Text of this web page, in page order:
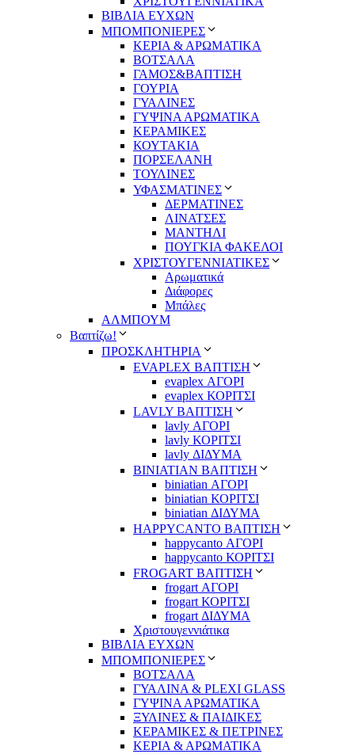
ΒΙΒΛΙΑ ΕΥΧΩΝ
ΜΠΟΜΠΟΝΙΕΡΕΣ
ΚΕΡΙΑ & ΑΡΩΜΑΤΙΚΑ
ΒΟΤΣΑΛΑ
ΓΑΜΟΣ&ΒΑΠΤΙΣΗ
ΓΟΥΡΙΑ
ΓΥΑΛΙΝΕΣ
ΓΥΨΙΝΑ ΑΡΩΜΑΤΙΚΑ
ΚΕΡΑΜΙΚΕΣ
ΚΟΥΤΑΚΙΑ
ΠΟΡΣΕΛΑΝΗ
ΤΟΥΛΙΝΕΣ
ΥΦΑΣΜΑΤΙΝΕΣ
ΔΕΡΜΑΤΙΝΕΣ
ΛΙΝΑΤΣΕΣ
ΜΑΝΤΗΛΙ
ΠΟΥΓΚΙΑ ΦΑΚΕΛΟΙ
ΧΡΙΣΤΟΥΓΕΝΝΙΑΤΙΚΕΣ
Αρωματικά
Διάφορες
Μπάλες
ΑΛΜΠΟΥΜ
Βαπτίζω!
ΠΡΟΣΚΛΗΤΗΡΙΑ
EVAPLEX ΒΑΠΤΙΣΗ
evaplex ΑΓΟΡΙ
evaplex ΚΟΡΙΤΣΙ
LAVLY ΒΑΠΤΙΣΗ
lavly ΑΓΟΡΙ
lavly ΚΟΡΙΤΣΙ
lavly ΔΙΔΥΜΑ
ΒΙΝΙΑΤΙΑΝ ΒΑΠΤΙΣΗ
biniatian ΑΓΟΡΙ
biniatian ΚΟΡΙΤΣΙ
biniatian ΔΙΔΥΜΑ
HAPPYCANTO ΒΑΠΤΙΣΗ
happycanto ΑΓΟΡΙ
happycanto ΚΟΡΙΤΣΙ
FROGART ΒΑΠΤΙΣΗ
frogart ΑΓΟΡΙ
frogart ΚΟΡΙΤΣΙ
frogart ΔΙΔΥΜΑ
Χριστουγεννιάτικα
ΒΙΒΛΙΑ ΕΥΧΩΝ
ΜΠΟΜΠΟΝΙΕΡΕΣ
ΒΟΤΣΑΛΑ
ΓΥΑΛΙΝΑ & PLEXI GLASS
ΓΥΨΙΝΑ ΑΡΩΜΑΤΙΚΑ
ΞΥΛΙΝΕΣ & ΠΑΙΔΙΚΕΣ
ΚΕΡΑΜΙΚΕΣ & ΠΕΤΡΙΝΕΣ
ΚΕΡΙΑ & ΑΡΩΜΑΤΙΚΑ